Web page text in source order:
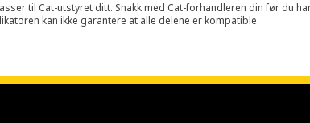
til Cat-utstyret ditt. Snakk med Cat-forhandleren din før du
kan ikke garantere at alle delene er kompatible.